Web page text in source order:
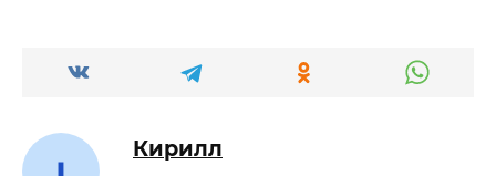
Кирилл